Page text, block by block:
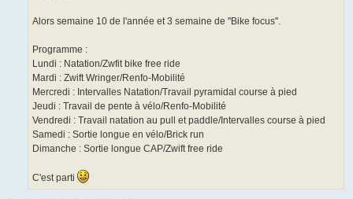
Alors semaine 10 de l'année et 3 semaine de ''Bike focus''.
Programme :
Lundi : Natation/Zwfit bike free ride
Mardi : Zwift Wringer/Renfo-Mobilité
Mercredi : Intervalles Natation/Travail pyramidal course à pied
Jeudi : Travail de pente à vélo/Renfo-Mobilité
Vendredi : Travail natation au pull et paddle/Intervalles course à pied
Samedi : Sortie longue en vélo/Brick run
Dimanche : Sortie longue CAP/Zwift free ride
C'est parti